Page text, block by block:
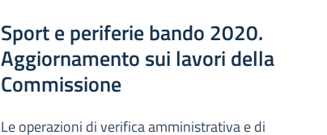
Sport e periferie bando 2020.
Aggiornamento sui lavori della
Commissione
Le operazioni di verifica amministrativa e di